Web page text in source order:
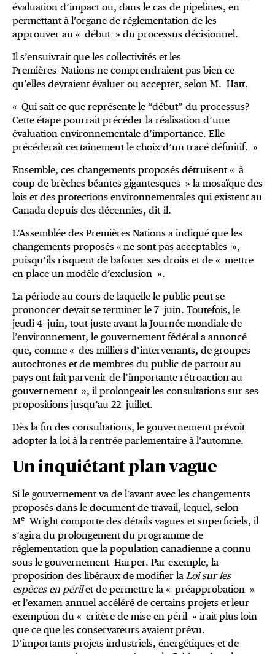
évaluation d’impact ou, dans le cas de pipelines, en
permettant à l’organe de réglementation de les
approuver au « début » du processus décisionnel.
Il s’ensuivrait que les collectivités et les
Premières Nations ne comprendraient pas bien ce
qu’elles devraient évaluer ou accepter, selon M. Hatt.
« Qui sait ce que représente le “début” du processus?
Cette étape pourrait précéder la réalisation d’une
évaluation environnementale d’importance. Elle
précéderait certainement le choix d’un tracé définitif. »
Ensemble, ces changements proposés détruisent « à
coup de brèches béantes gigantesques » la mosaïque des
lois et des protections environnementales qui existent au
Canada depuis des décennies, dit-il.
L’Assemblée des Premières Nations a indiqué que les
changements proposés « ne sontpas acceptables »,
puisqu’ils risquent de bafouer ses droits et de « mettre
en place un modèle d’exclusion ».
La période au cours de laquelle le public peut se
prononcer devait se terminer le 7 juin. Toutefois, le
jeudi 4 juin, tout juste avant la Journée mondiale de
l’environnement, le gouvernement fédéral a annoncé
que, comme « des milliers d’intervenants, de groupes
autochtones et de membres du public de partout au
pays ont fait parvenir de l’importante rétroaction au
gouvernement », il prolongeait les consultations sur ses
propositions jusqu’au 22 juillet.
Dès la fin des consultations, le gouvernement prévoit
adopter la loi à la rentrée parlementaire à l’automne.
Un inquiétant plan vague
Si le gouvernement va de l’avant avec les changements
proposés dans le document de travail, lequel, selon
Me Wright comporte des détails vagues et superficiels, il
s’agira du prolongement du programme de
réglementation que la population canadienne a connu
sous le gouvernement Harper. Par exemple, la
proposition des libéraux de modifier la Loi sur les
espèces en périlet de permettre la « préapprobation »
et l’examen annuel accéléré de certains projets et leur
exemption du « critère de mise en péril » irait plus loin
que ce que les conservateurs avaient prévu.
D’importants projets industriels, énergétiques et de